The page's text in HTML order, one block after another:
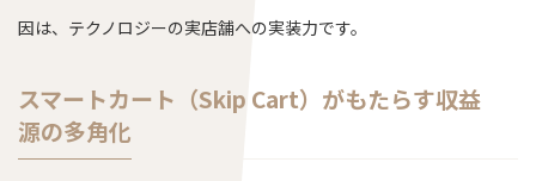
因は、テクノロジーの実店舗への実装力です。
スマートカート（Skip Cart）がもたらす収益
源の多角化